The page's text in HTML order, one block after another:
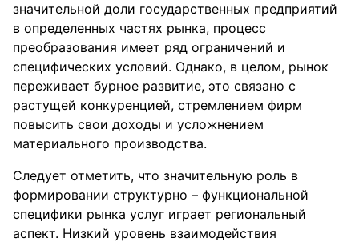
значительной доли государственных предприятий
в определенных частях рынка, процесс
преобразования имеет ряд ограничений и
специфических условий. Однако, в целом, рынок
переживает бурное развитие, это связано с
растущей конкуренцией, стремлением фирм
повысить свои доходы и усложнением
материального производства.
Следует отметить, что значительную роль в
формировании структурно – функциональной
специфики рынка услуг играет региональный
аспект. Низкий уровень взаимодействия